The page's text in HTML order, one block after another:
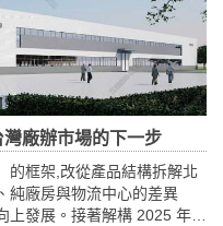
廠辦市場的下一步
的框架,改從產品結構拆解北
純廠房與物流中心的差異
發展。接著解構 2025 年買